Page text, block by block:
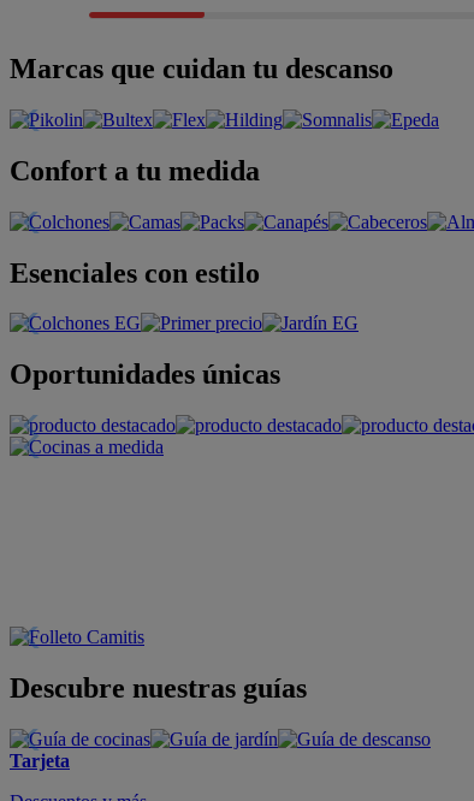
Marcas que cuidan tu descanso
Confort a tu medida
Esenciales con estilo
Oportunidades únicas
Descubre nuestras guías
Tarjeta